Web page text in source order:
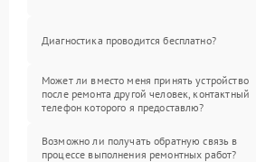
Диагностика проводится бесплатно?
Может ли вместо меня принять устройство
после ремонта другой человек, контактный
телефон которого я предоставлю?
Возможно ли получать обратную связь в
процессе выполнения ремонтных работ?